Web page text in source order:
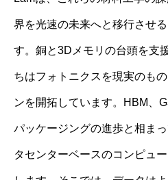
界を光速の未来へと移行させ
す。銅と3Dメモリの台頭を支
ちはフォトニクスを現実のも
ンを開拓しています。HBM、
パッケージングの進歩と相ま
タセンターベースのコンピュ